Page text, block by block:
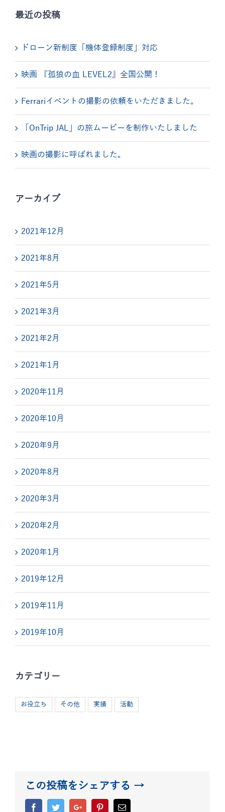
最近の投稿
ドローン新制度「機体登録制度」対応
映画 『孤狼の血 LEVEL2』全国公開！
Ferrariイベントの撮影の依頼をいただきました。
「OnTrip JAL」の旅ムービーを制作いたしました
映画の撮影に呼ばれました。
アーカイブ
2021年12月
2021年8月
2021年5月
2021年3月
2021年2月
2021年1月
2020年11月
2020年10月
2020年9月
2020年8月
2020年3月
2020年2月
2020年1月
2019年12月
2019年11月
2019年10月
カテゴリー
お役立ち その他 実績 活動
この投稿をシェアする →
FacebookTwitterGoogle+ PinterestEmail